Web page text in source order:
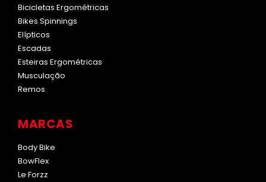
Bicicletas Ergométricas
Bikes Spinnings
Elípticos
Escadas
Esteiras Ergométricas
Musculação
Remos
MARCAS
Body Bike
BowFlex
Le Forzz